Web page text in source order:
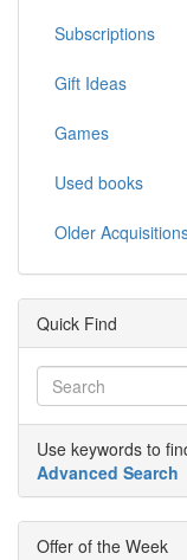
Subscriptions
Gift Ideas
Games
Used books
Older
Quick Find
Use keywords to
Advanced Search
Offer of the Week